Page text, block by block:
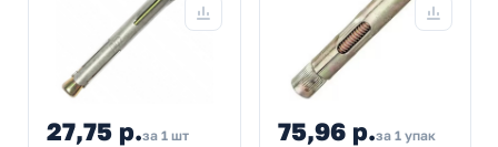
27,75 р.за 1 шт 75,96 р.за 1 упак